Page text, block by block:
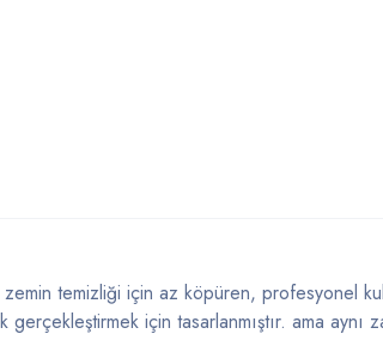
temizliği için az köpüren, profesyonel
için tasarlanmıştır. ama aynı